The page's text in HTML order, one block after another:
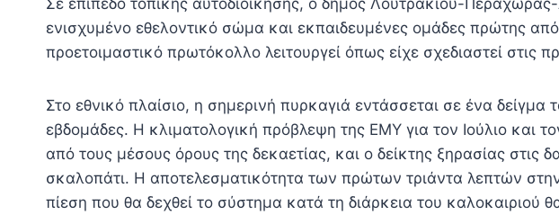
Σε επίπεδο τοπικής αυτοδιοίκησης, ο δήμος Λουτρακίου-
ενισχυμένο εθελοντικό σώμα και εκπαιδευμένες ομάδες πρώτης
προετοιμαστικό πρωτόκολλο λειτουργεί όπως είχε σχεδιαστεί
Στο εθνικό πλαίσιο, η σημερινή πυρκαγιά εντάσσεται σε ένα
εβδομάδες. Η κλιματολογική πρόβλεψη της ΕΜΥ για τον Ιούλιο και
από τους μέσους όρους της δεκαετίας, και ο δείκτης ξηρασίας στις
σκαλοπάτι. Η αποτελεσματικότητα των πρώτων τριάντα λεπτών
πίεση που θα δεχθεί το σύστημα κατά τη διάρκεια του καλοκαιριού